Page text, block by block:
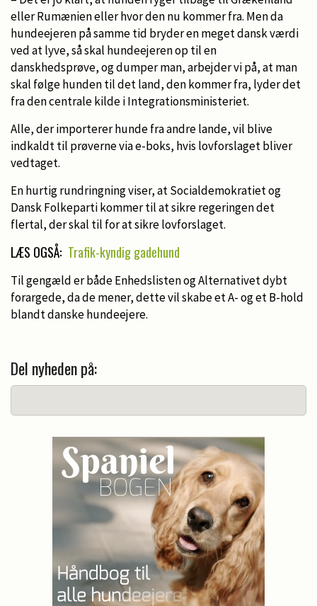
eller Rumænien eller hvor den nu kommer fra. Men da
hundeejeren på samme tid bryder en meget dansk værdi
ved at lyve, så skal hundeejeren op til en
danskhedsprøve, og dumper man, arbejder vi på, at man
skal følge hunden til det land, den kommer fra, lyder det
fra den centrale kilde i Integrationsministeriet.
Alle, der importerer hunde fra andre lande, vil blive
indkaldt til prøverne via e-boks, hvis lovforslaget bliver
vedtaget.
En hurtig rundringning viser, at Socialdemokratiet og
Dansk Folkeparti kommer til at sikre regeringen det
flertal, der skal til for at sikre lovforslaget.
LÆS OGSÅ: Trafik-kyndig gadehund
Til gengæld er både Enhedslisten og Alternativet dybt
forargede, da de mener, dette vil skabe et A- og et B-hold
blandt danske hundeejere.
Del nyheden på: